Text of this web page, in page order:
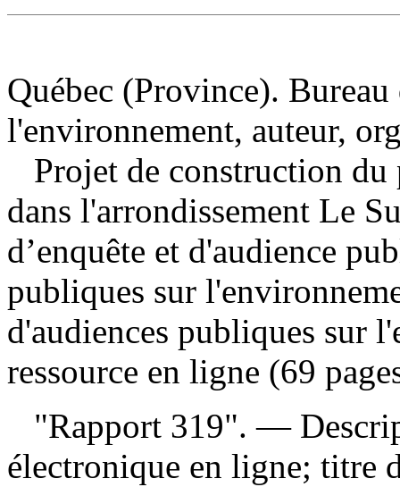
Québec (Province).
l'environnement, auteur,
Projet de construction
dans l'arrondissement Le
d’enquête et d'audience
publiques sur
d'audiences publiques sur
ressource en ligne (69
"Rapport 319". —
électronique en ligne; titre